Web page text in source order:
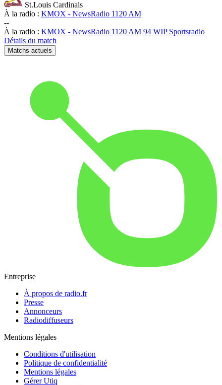
St.Louis Cardinals
À la radio : KMOX - NewsRadio 1120 AM
--
À la radio : KMOX - NewsRadio 1120 AM 94 WIP Sportsradio
Détails du match
Matchs actuels
Entreprise
À propos de radio.fr
Presse
Annonceurs
Radiodiffuseurs
Mentions légales
Conditions d'utilisation
Politique de confidentialité
Mentions légales
Gérer Utiq